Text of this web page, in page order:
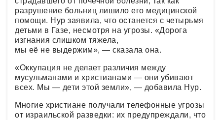
разрушение больниц лишило его медицинской
помощи. Нур заявила, что останется с четырьмя
детьми в Газе, несмотря на угрозы. «Дорога
изгнания слишком тяжела,
мы её не выдержим», — сказала она.
«Оккупация не делает различия между
мусульманами и христианами — они убивают
всех. Мы — дети этой земли», — добавила Нур.
Многие христиане получали телефонные угрозы
от израильской разведки: их предупреждали, что